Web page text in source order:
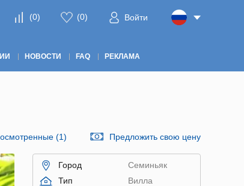
(0) (0) Войти
НОВОСТИ FAQ РЕКЛАМА
(1) Предложить свою цену
Город
Семиньяк
Тип
Вилла